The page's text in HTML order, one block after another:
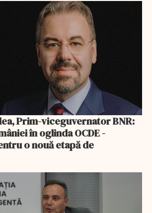
Prim-viceguvernator BNR:
în oglinda OCDE -
o nouă etapă de